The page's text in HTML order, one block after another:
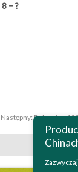
= ?
Następny:Polyester